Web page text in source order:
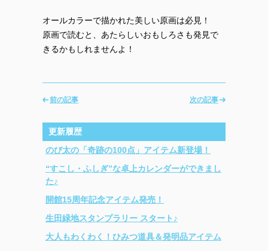
オールカラーで描かれた美しい原画は必見！
原画で読むと、あたらしいおもしろさも発見で
きるかもしれませんよ！
次の記事
前の記事
更新履歴
のび太の「奇跡の100点」アイテム新登場！
“すこし・ふしぎ”な卓上カレンダーができまし
た♪
開館15周年記念アイテム発売！
生田緑地スタンプラリー スタート♪
大人もわくわく！ひみつ道具＆発明品アイテム